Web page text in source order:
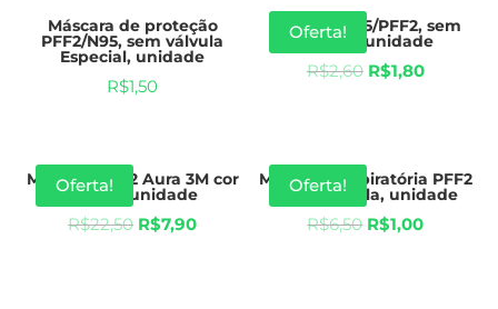
Máscara de proteção
PFF2/N95, sem válvula
Especial, unidade
R$1,50
Oferta!
Máscara N95/PFF2, sem
válvula, unidade
R$2,60 R$1,80
Oferta!
Máscara PFF2 Aura 3M cor
branca unidade
R$22,50 R$7,90
Oferta!
Máscara Respiratória PFF2
, com válvula, unidade
R$6,50 R$1,00